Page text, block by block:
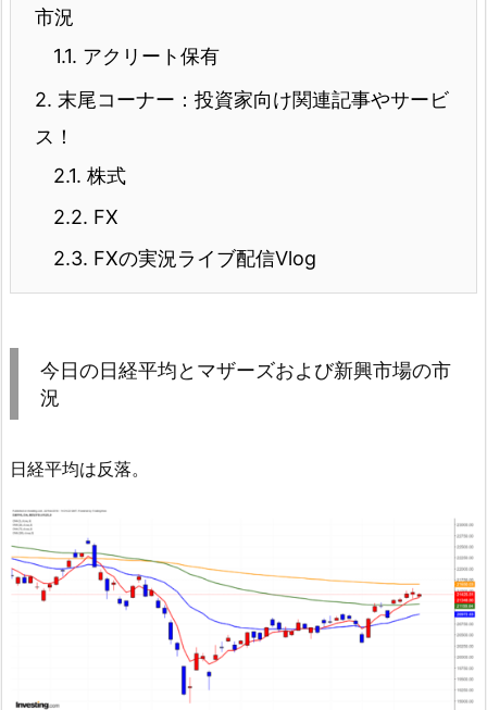
市況
1.1. アクリート保有
2. 末尾コーナー：投資家向け関連記事やサービ
ス！
2.1. 株式
2.2. FX
2.3. FXの実況ライブ配信Vlog
今日の日経平均とマザーズおよび新興市場の市
況
日経平均は反落。